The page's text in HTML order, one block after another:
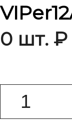
0 шт. ₽